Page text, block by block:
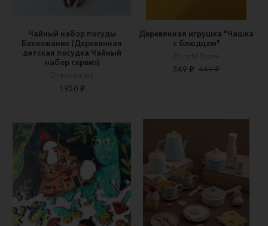
Чайный набор посуды
Баклажаник (Деревянная
детская посудка Чайный
набор сервиз)
Drevosmart
1950 ₽
Деревянная игрушка "Чашка
с блюдцем"
Ponchi Store
349 ₽ 449 ₽